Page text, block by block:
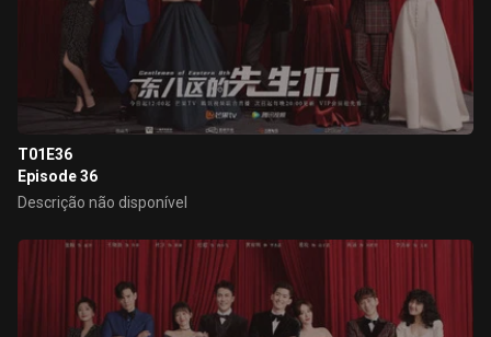
T01E36
Episode 36
Descrição não disponível